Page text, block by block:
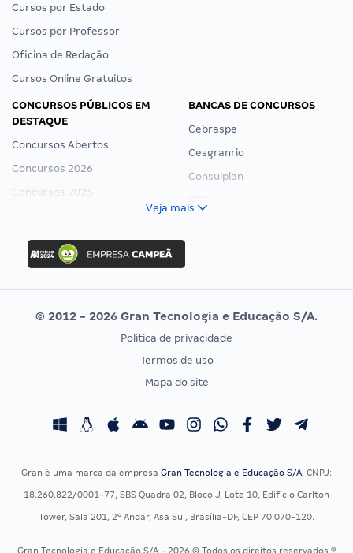
Cursos por Estado
Cursos por Professor
Oficina de Redação
Cursos Online Gratuitos
CONCURSOS PÚBLICOS EM
DESTAQUE
Concursos Abertos
Concursos 2026
Concursos 2025
Concurso Ibama
Concurso MPU
Editais publicados
BANCAS DE CONCURSOS
Cebraspe
Cesgranrio
Consulplan
Vunesp
CONCURSOS POR PROFISSÃO
Concursos Fiscais
Concursos Saúde
EXAME DE ORDEM
Calendário OAB
Veja mais
© 2012 - 2026 Gran Tecnologia e Educação S/A.
Política de privacidade
Termos de uso
Mapa do site
Gran é uma marca da empresa Gran Tecnologia e Educação S/A, CNPJ:
18.260.822/0001-77, SBS Quadra 02, Bloco J, Lote 10, Edifício Carlton
Tower, Sala 201, 2º Andar, Asa Sul, Brasília-DF, CEP 70.070-120.
Gran Tecnologia e Educação S/A - 2026 © Todos os direitos reservados ®